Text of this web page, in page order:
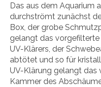
Das aus dem Aquarium
durchströmt zunächst
Box, der grobe
gelangt das vorgefilterte
UV-Klärers, der
abtötet und so für
UV-Klärung gelangt das
Kammer des